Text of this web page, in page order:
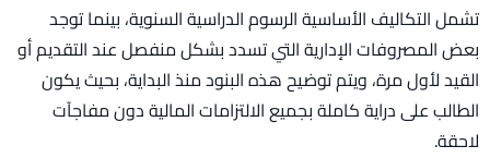
تشمل التكاليف الأساسية الرسوم الدراسية السنوية، بينما توجد
بعض المصروفات الإدارية التي تسدد بشكل منفصل عند التقديم أو
القيد لأول مرة، ويتم توضيح هذه البنود منذ البداية، بحيث يكون
الطالب على دراية كاملة بجميع الالتزامات المالية دون مفاجآت
لاحقة.